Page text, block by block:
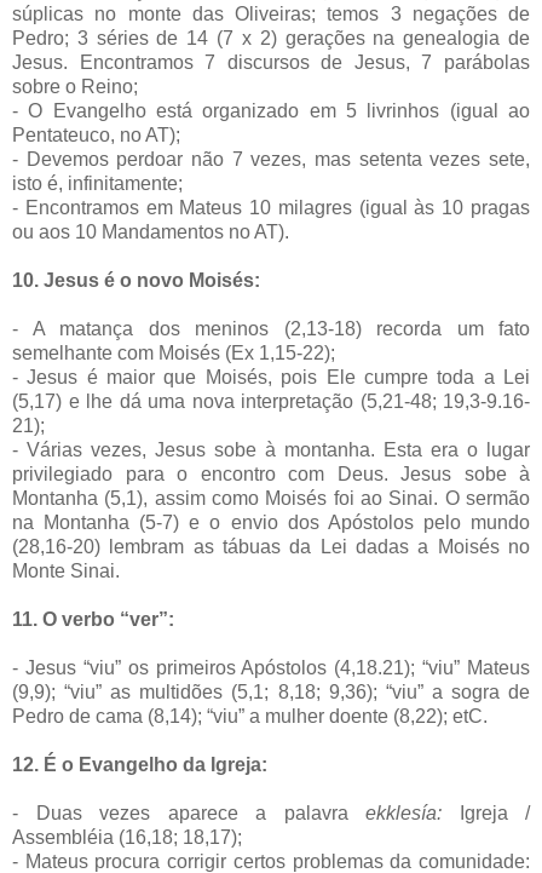
súplicas no monte das Oliveiras; temos 3 negações de
Pedro; 3 séries de 14 (7 x 2) gerações na genealogia de
Jesus. Encontramos 7 discursos de Jesus, 7 parábolas
sobre o Reino;
- O Evangelho está organizado em 5 livrinhos (igual ao
Pentateuco, no AT);
- Devemos perdoar não 7 vezes, mas setenta vezes sete,
isto é, infinitamente;
- Encontramos em Mateus 10 milagres (igual às 10 pragas
ou aos 10 Mandamentos no AT).
10. Jesus é o novo Moisés:
- A matança dos meninos (2,13-18) recorda um fato
semelhante com Moisés (Ex 1,15-22);
- Jesus é maior que Moisés, pois Ele cumpre toda a Lei
(5,17) e lhe dá uma nova interpretação (5,21-48; 19,3-9.16-
21);
- Várias vezes, Jesus sobe à montanha. Esta era o lugar
privilegiado para o encontro com Deus. Jesus sobe à
Montanha (5,1), assim como Moisés foi ao Sinai. O sermão
na Montanha (5-7) e o envio dos Apóstolos pelo mundo
(28,16-20) lembram as tábuas da Lei dadas a Moisés no
Monte Sinai.
11. O verbo “ver”:
- Jesus “viu” os primeiros Apóstolos (4,18.21); “viu” Mateus
(9,9); “viu” as multidões (5,1; 8,18; 9,36); “viu” a sogra de
Pedro de cama (8,14); “viu” a mulher doente (8,22); etC.
12. É o Evangelho da Igreja:
- Duas vezes aparece a palavra ekklesía:
Igreja /
Assembléia (16,18; 18,17);
- Mateus procura corrigir certos problemas da comunidade: